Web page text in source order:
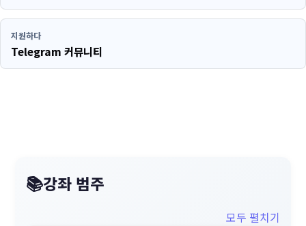
지원하다
Telegram 커뮤니티
강좌 범주
모두 펼치기